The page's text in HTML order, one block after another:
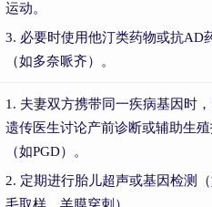
运动。
3. 必要时使用他汀类药物或抗AD
（如多奈哌齐）。
1. 夫妻双方携带同一疾病基因时
遗传医生讨论产前诊断或辅助生
（如PGD）。
2. 定期进行胎儿超声或基因检测